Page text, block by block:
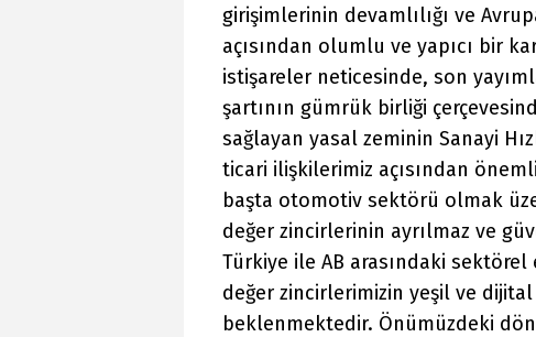
girişimlerinin devamlılığı ve
açısından olumlu ve yapıcı bir
istişareler neticesinde, son
şartının gümrük birliği
sağlayan yasal zeminin Sanayi
ticari ilişkilerimiz açısından
başta otomotiv sektörü olmak
değer zincirlerinin ayrılmaz ve
Türkiye ile AB arasındaki
değer zincirlerimizin yeşil ve
beklenmektedir. Önümüzdeki